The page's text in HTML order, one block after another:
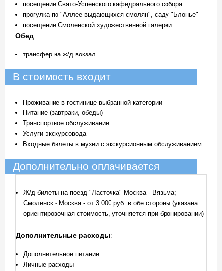
посещение Свято-Успенского кафедрального собора
прогулка по "Аллее выдающихся смолян", саду "Блонье"
посещение Смоленской художественной галереи
Обед
трансфер на ж/д вокзал
В стоимость входит
Проживание в гостинице выбранной категории
Питание (завтраки, обеды)
Транспортное обслуживание
Услуги экскурсовода
Входные билеты в музеи с экскурсионным обслуживанием
Дополнительно оплачивается
Ж/д билеты на поезд "Ласточка" Москва - Вязьма;
Смоленск - Москва - от 3 000 руб. в обе стороны (указана
ориентировочная стоимость, уточняется при бронировании)
Дополнительные расходы:
Дополнительное питание
Личные расходы